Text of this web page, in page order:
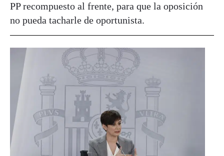
PP recompuesto al frente, para que la oposición
no pueda tacharle de oportunista.